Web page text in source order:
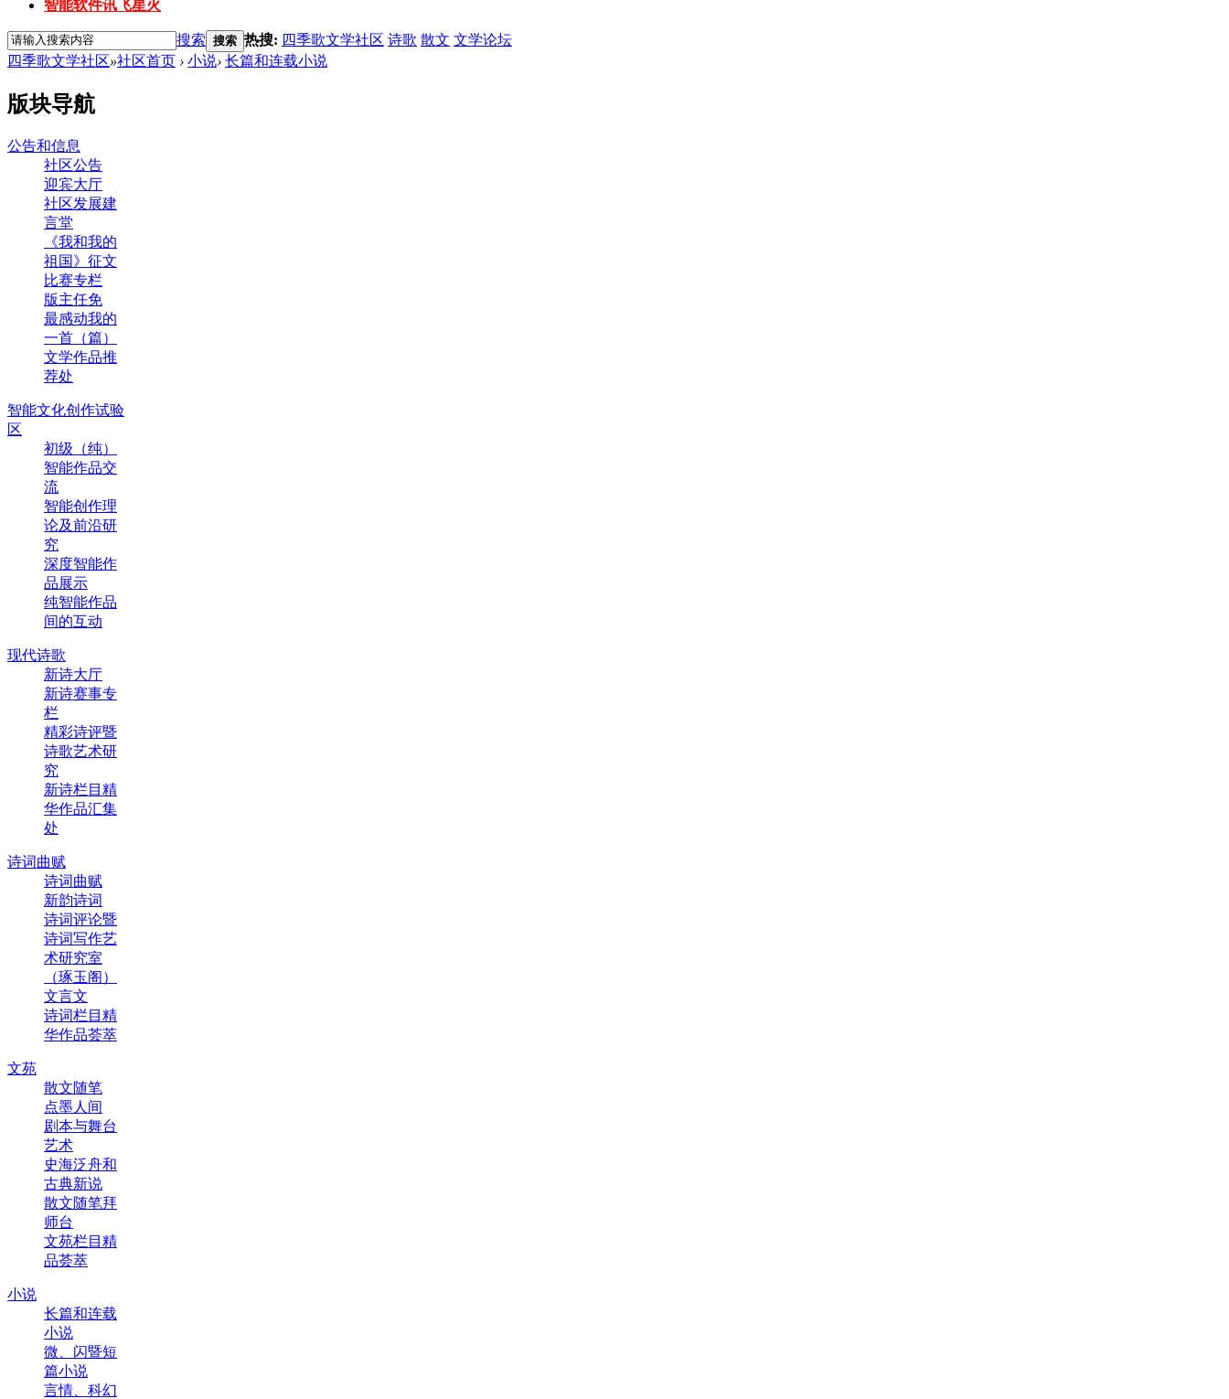
智能软件讯飞星火
搜索 搜索 热搜: 四季歌文学社区 诗歌 散文 文学论坛
四季歌文学社区»社区首页 › 小说› 长篇和连载小说
版块导航
公告和信息
社区公告
迎宾大厅
社区发展建
言堂
《我和我的
祖国》征文
比赛专栏
版主任免
最感动我的
一首（篇）
文学作品推
荐处
智能文化创作试验
区
初级（纯）
智能作品交
流
智能创作理
论及前沿研
究
深度智能作
品展示
纯智能作品
间的互动
现代诗歌
新诗大厅
新诗赛事专
栏
精彩诗评暨
诗歌艺术研
究
新诗栏目精
华作品汇集
处
诗词曲赋
诗词曲赋
新韵诗词
诗词评论暨
诗词写作艺
术研究室
（琢玉阁）
文言文
诗词栏目精
华作品荟萃
文苑
散文随笔
点墨人间
剧本与舞台
艺术
史海泛舟和
古典新说
散文随笔拜
师台
文苑栏目精
品荟萃
小说
长篇和连载
小说
微、闪暨短
篇小说
言情、科幻